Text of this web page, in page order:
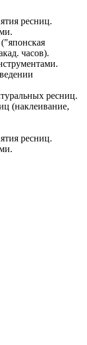
ресниц.
("японская
часов).
ресниц.
(наклеивание,
ресниц.